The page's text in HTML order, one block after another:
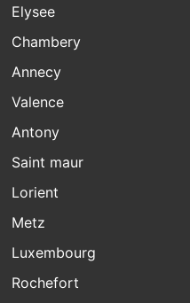
Elysee
Chambery
Annecy
Valence
Antony
Saint maur
Lorient
Metz
Luxembourg
Rochefort